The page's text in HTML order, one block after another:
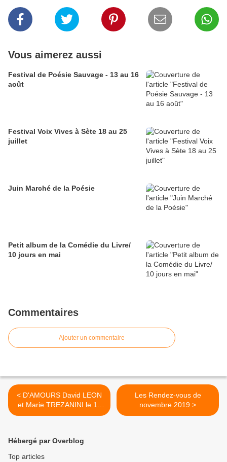
Vous aimerez aussi
Festival de Poésie Sauvage - 13 au 16
août
Festival Voix Vives à Sète 18 au 25
juillet
Juin Marché de la Poésie
Petit album de la Comédie du Livre/
10 jours en mai
Commentaires
Ajouter un commentaire
< D'AMOURS David LEON
et Marie TREZANINI le 11
octobre
Les Rendez-vous de
novembre 2019 >
Hébergé par Overblog
Top articles